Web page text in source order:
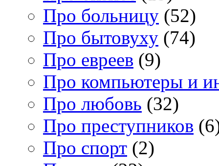
Про больницу (52)
Про бытовуху (74)
Про евреев (9)
Про компьютеры и
Про любовь (32)
Про преступников
Про спорт (2)